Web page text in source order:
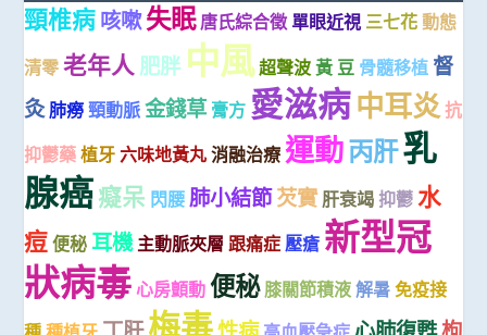
頸椎病咳嗽失眠 唐氏綜合徵 單眼近視 三七花 動態
清零 老年人肥胖 中風超聲波 黃 豆 骨髓移植 督
灸肺癆 頸動脈 金錢草 膏方 愛滋病中耳炎抗
抑鬱藥 植牙 六味地黃丸 消融治療 運動丙肝乳
腺癌癡呆 閃腰 肺小結節芡實 肝衰竭 抑鬱 水
痘 便秘 耳機 主動脈夾層 跟痛症 壓瘡 新型冠
狀病毒 心房顫動 便秘 膝關節積液 解暑 免疫接